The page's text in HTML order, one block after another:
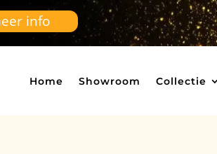
info
Home Showroom Collectie